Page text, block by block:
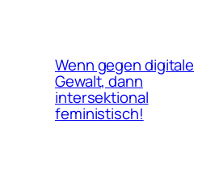
Wenn gegen digitale
Gewalt, dann
intersektional
feministisch!